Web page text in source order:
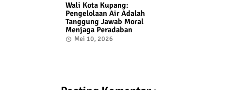
Wali Kota Kupang:
Pengelolaan Air Adalah
Tanggung Jawab Moral
Menjaga Peradaban
Mei 10, 2026